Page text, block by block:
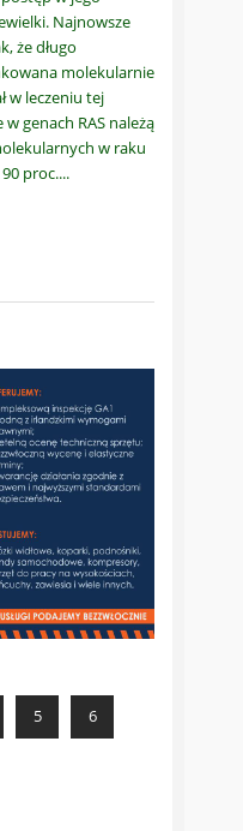
Najnowsze
że długo
molekularnie
w leczeniu tej
genach RAS należą
w raku
proc.
5 6